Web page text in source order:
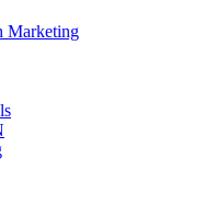
Marketing